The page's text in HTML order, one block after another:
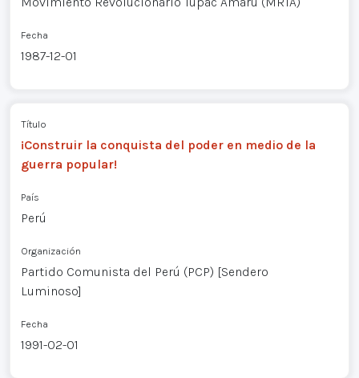
Fecha
1987-12-01
Título
¡Construir la conquista del poder en medio de la
guerra popular!
País
Perú
Organización
Partido Comunista del Perú (PCP) [Sendero
Luminoso]
Fecha
1991-02-01